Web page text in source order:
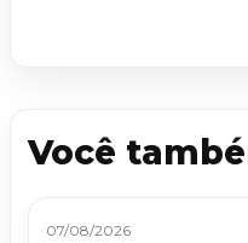
Você
07/08/2026